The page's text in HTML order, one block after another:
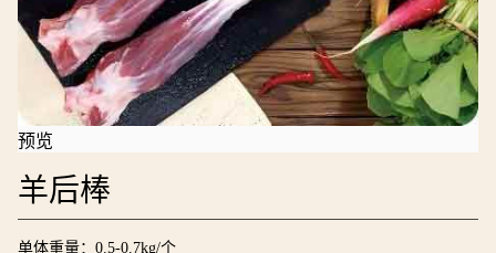
预览
羊后棒
单体重量：0.5-0.7kg/个